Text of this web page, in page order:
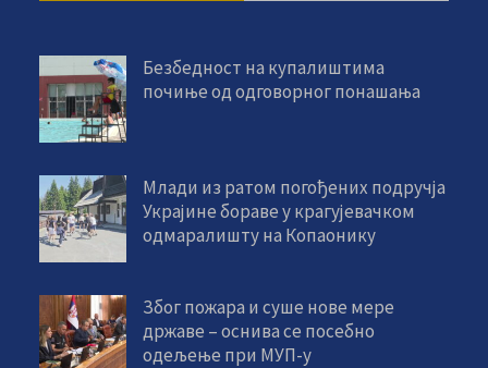
Безбедност на купалиштима
почиње од одговорног понашања
Млади из ратом погођених подручја
Украјине бораве у крагујевачком
одмаралишту на Копаонику
Због пожара и суше нове мере
државе – оснива се посебно
одељење при МУП-у